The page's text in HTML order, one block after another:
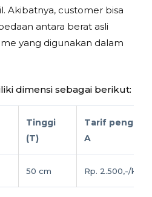
Akibatnya, customer bisa
antara berat asli
yang digunakan dalam
dimensi sebagai berikut:
Tinggi
(T)
Tarif
A
50 cm Rp. 2.500,-/kg